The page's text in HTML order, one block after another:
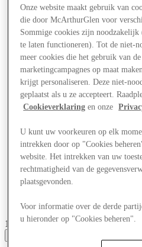
11 centres with stores
Onze website maakt gebruik van
die door McArthurGlen voor
Sommige cookies zijn
te laten functioneren). Tot de niet-
meer cookies die het gebruik van
marketingcampagnes op maat
krijgt personaliseren. Deze niet-
geplaatst als u ze accepteert.
Cookieverklaring en onze
U kunt uw voorkeuren op elk
intrekken door op "Cookies
website. Het intrekken van uw
rechtmatigheid van de
plaatsgevonden.
Voor informatie over de derde
u hieronder op "Cookies beheren".